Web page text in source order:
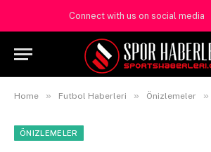
Connect with us on social media
Home » Futbol Haberleri » Önizlemeler »
ÖNIZLEMELER